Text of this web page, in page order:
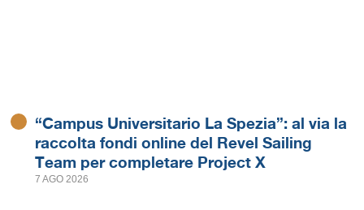
“Campus Universitario La Spezia”: al via la
raccolta fondi online del Revel Sailing
Team per completare Project X
7 AGO 2026